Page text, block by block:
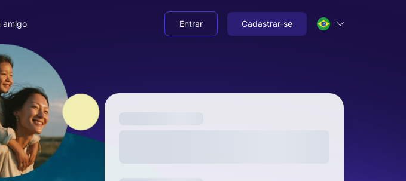
amigo Entrar Cadastrar-se